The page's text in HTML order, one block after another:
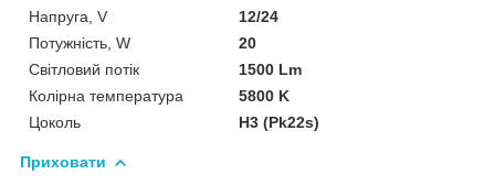
Напруга, V
12/24
Потужність, W
20
Світловий потік
1500 Lm
Колірна температура
5800 K
Цоколь
H3 (Pk22s)
Приховати